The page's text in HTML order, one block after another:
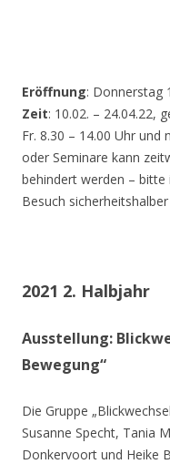
Eröffnung: Donnerstag
Zeit: 10.02. – 24.04.22,
Fr. 8.30 – 14.00 Uhr und
oder Seminare kann
behindert werden –
Besuch
2021 2. Halbjahr
Ausstellung:
Bewegung“
Die Gruppe
Susanne Specht, Tania
Donkervoort und Heike